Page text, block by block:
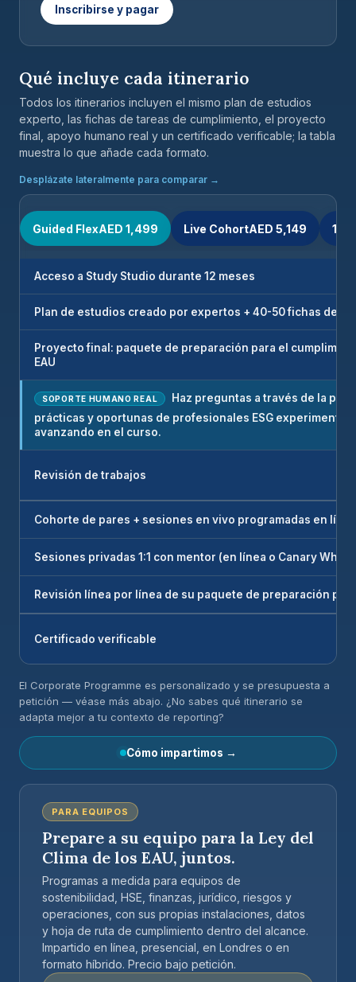
Inscribirse y pagar
Qué incluye cada itinerario
Todos los itinerarios incluyen el mismo plan de estudios
experto, las fichas de tareas de cumplimiento, el proyecto
final, apoyo humano real y un certificado verificable; la tabla
muestra lo que añade cada formato.
Desplázate lateralmente para comparar →
Guided FlexAED 1,499 Live CohortAED 5,149 1:1
Acceso a Study Studio durante 12 meses
Plan de estudios creado por expertos + 40-50 fichas de
Proyecto final: paquete de preparación para el
EAU
SOPORTE HUMANO REAL
Haz preguntas a través de la
prácticas y oportunas de profesionales ESG
avanzando en el curso.
Revisión de trabajos
Cohorte de pares + sesiones en vivo programadas en línea
Sesiones privadas 1:1 con mentor (en línea o Canary
Revisión línea por línea de su paquete de preparación
Certificado verificable
El Corporate Programme es personalizado y se presupuesta a
petición — véase más abajo. ¿No sabes qué itinerario se
adapta mejor a tu contexto de reporting?
Cómo impartimos →
PARA EQUIPOS
Prepare a su equipo para la Ley del
Clima de los EAU, juntos.
Programas a medida para equipos de
sostenibilidad, HSE, finanzas, jurídico, riesgos y
operaciones, con sus propias instalaciones, datos
y hoja de ruta de cumplimiento dentro del alcance.
Impartido en línea, presencial, en Londres o en
formato híbrido. Precio bajo petición.